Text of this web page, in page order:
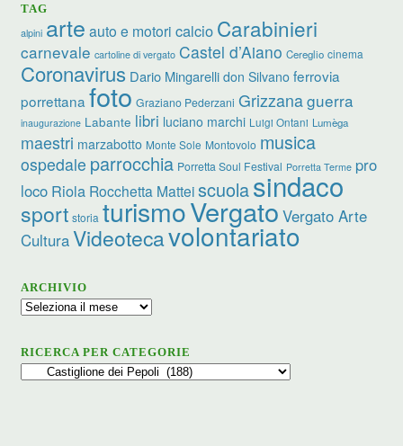
TAG
alpini arte auto e motori calcio Carabinieri
carnevale cartoline di vergato Castel d’Aiano Cereglio cinema
Coronavirus Dario Mingarelli don Silvano ferrovia
porrettana foto Graziano Pederzani Grizzanaguerra
inaugurazione Labante libri luciano marchi Luigi Ontani Lumèga
maestri marzabotto Monte Sole Montovolo musica
ospedale parrocchia Porretta Soul Festival Porretta Terme pro
loco Riola Rocchetta Matteiscuolasindaco
sport storia turismoVergato Vergato Arte
CulturaVideotecavolontariato
ARCHIVIO
Archivio
RICERCA PER CATEGORIE
Ricerca